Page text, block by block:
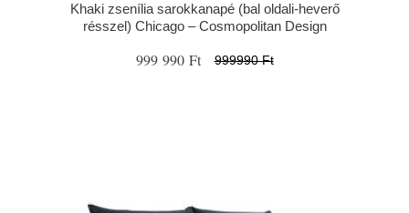
Khaki zsenília sarokkanapé (bal oldali-heverő
résszel) Chicago – Cosmopolitan Design
999 990 Ft 999990 Ft